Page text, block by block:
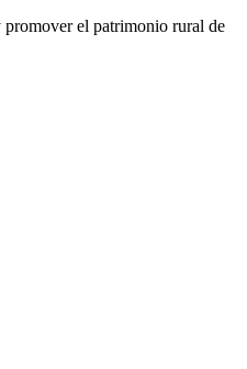
promover el patrimonio rural de